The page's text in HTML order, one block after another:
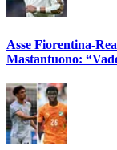
Asse Fiorentina-
Mastantuono: